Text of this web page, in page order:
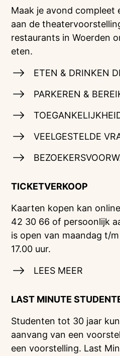
Maak je avond compleet
aan de
restaurants in Woerden
eten.
ETEN & DRINKEN
PARKEREN &
VEELGESTELDE
TICKETVERKOOP
Kaarten kopen kan
42 30 66 of persoonlijk
is open van maandag t/
17.00 uur.
LEES MEER
LAST MINUTE
Studenten tot 30 jaar
aanvang van een
een voorstelling. Last